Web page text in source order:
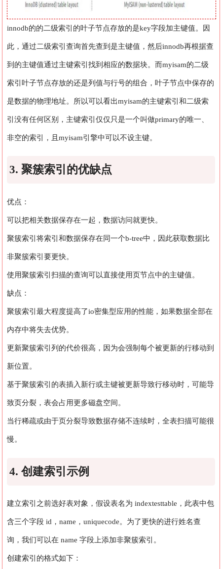
innodb的的二级索引的叶子节点存放的是key字段加主键值。因
此，通过二级索引查询首先查到是主键值，然后innodb再根据查
到的主键值通过主键索引找到相应的数据块。而myisam的二级
索引叶子节点存放的还是列值与行号的组合，叶子节点中保存的
是数据的物理地址。所以可以看出myisam的主键索引和二级索
引没有任何区别，主键索引仅仅只是一个叫做primary的唯一、
非空的索引，且myisam引擎中可以不设主键。
3. 聚簇索引的优缺点
优点：
可以把相关数据保存在一起，数据访问就更快。
聚簇索引将索引和数据保存在同一个b-tree中，因此获取数据比
非聚簇索引要更快。
使用聚簇索引扫描的查询可以直接使用页节点中的主键值。
缺点：
聚簇索引最大程度提高了io密集型应用的性能，如果数据全部在
内存中将失去优势。
更新聚簇索引列的代价很高，因为会强制每个被更新的行移动到
新位置。
基于聚簇索引的表插入新行或主键被更新导致行移动时，可能导
致页分裂，表会占用更多磁盘空间。
当行稀疏或由于页分裂导致数据存储不连续时，全表扫描可能很
慢。
4. 创建索引示例
建立索引之前选好表对象，假设表名为 indextesttable，此表中包
含三个字段 id，name，uniquecode。为了更快的进行姓名查
询，我们可以在 name 字段上添加非聚簇索引。
创建索引的格式如下：